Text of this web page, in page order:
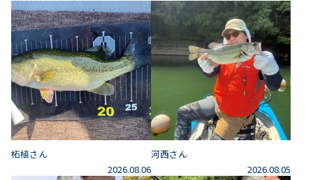
柘植さん
2026.08.06
河西さん
2026.08.05